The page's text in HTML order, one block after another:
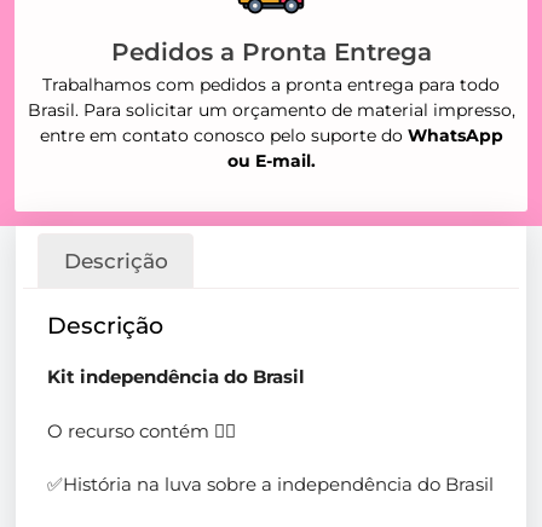
Pedidos a Pronta Entrega
Trabalhamos com pedidos a pronta entrega para todo
Brasil. Para solicitar um orçamento de material impresso,
entre em contato conosco pelo suporte do WhatsApp
ou E-mail.
Descrição
Descrição
Kit independência do Brasil
O recurso contém 👇🏻
✅História na luva sobre a independência do Brasil